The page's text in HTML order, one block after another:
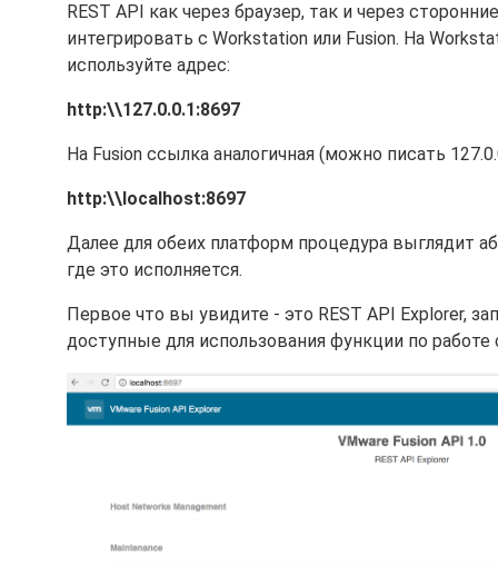
REST API как через браузер, так и через
интегрировать с Workstation или Fusion. На
используйте адрес:
http:\\127.0.0.1:8697
На Fusion ссылка аналогичная (можно писать
http:\\localhost:8697
Далее для обеих платформ процедура выглядит
где это исполняется.
Первое что вы увидите - это REST API Explorer,
доступные для использования функции по